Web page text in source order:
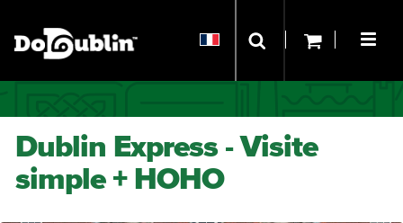
Dublin Express - Visite
simple + HOHO